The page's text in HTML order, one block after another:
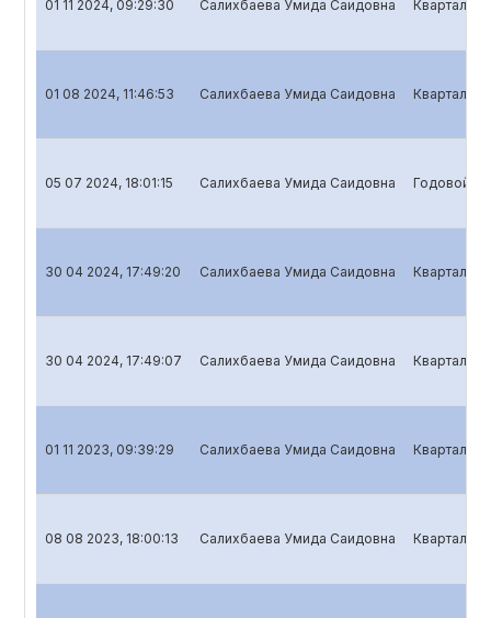
01 11 2024, 09:29:30 Салихбаева Умида Саидовна
01 08 2024, 11:46:53 Салихбаева Умида Саидовна
05 07 2024, 18:01:15 Салихбаева Умида Саидовна Годовой
30 04 2024, 17:49:20 Салихбаева Умида Саидовна
30 04 2024, 17:49:07 Салихбаева Умида Саидовна
01 11 2023, 09:39:29 Салихбаева Умида Саидовна
08 08 2023, 18:00:13 Салихбаева Умида Саидовна